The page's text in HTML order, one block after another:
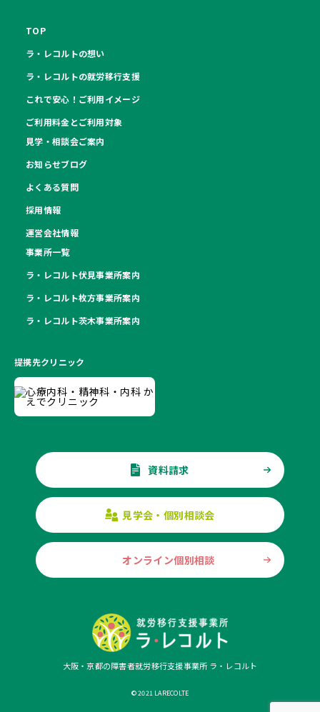
TOP
ラ・レコルトの想い
ラ・レコルトの就労移行支援
これで安心！ご利用イメージ
ご利用料金とご利用対象
見学・相談会ご案内
お知らせブログ
よくある質問
採用情報
運営会社情報
事業所一覧
ラ・レコルト伏見事業所案内
ラ・レコルト枚方事業所案内
ラ・レコルト茨木事業所案内
提携先クリニック
資料請求
見学会・個別相談会
オンライン個別相談
大阪・京都の障害者就労移行支援事業所 ラ・レコルト
© 2021 LARECOLTE